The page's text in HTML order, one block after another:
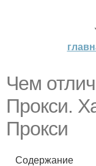
Чем
Прокси.
Прокси
Содержание